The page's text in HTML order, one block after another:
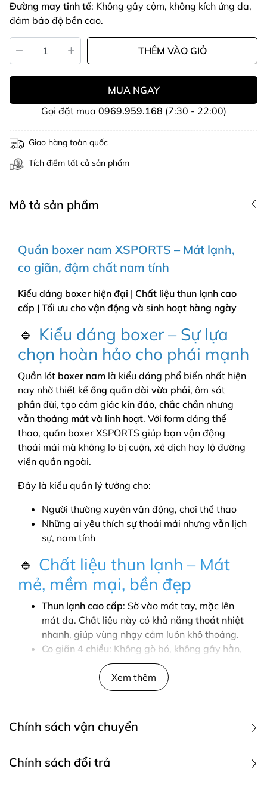
Đường may tinh tế: Không gây cộm, không kích ứng da,
đảm bảo độ bền cao.
THÊM VÀO GIỎ
MUA NGAY
Gọi đặt mua 0969.959.168 (7:30 - 22:00)
Giao hàng toàn quốc
Tích điểm tất cả sản phẩm
Mô tả sản phẩm
Quần boxer nam XSPORTS – Mát lạnh,
co giãn, đậm chất nam tính
Kiểu dáng boxer hiện đại | Chất liệu thun lạnh cao
cấp | Tối ưu cho vận động và sinh hoạt hàng ngày
🔹 Kiểu dáng boxer – Sự lựa
chọn hoàn hảo cho phái mạnh
Quần lót boxer nam là kiểu dáng phổ biến nhất hiện
nay nhờ thiết kế ống quần dài vừa phải, ôm sát
phần đùi, tạo cảm giác kín đáo, chắc chắn nhưng
vẫn thoáng mát và linh hoạt. Với form dáng thể
thao, quần boxer XSPORTS giúp bạn vận động
thoải mái mà không lo bị cuộn, xê dịch hay lộ đường
viền quần ngoài.
Đây là kiểu quần lý tưởng cho:
Người thường xuyên vận động, chơi thể thao
Những ai yêu thích sự thoải mái nhưng vẫn lịch
sự, nam tính
🔹 Chất liệu thun lạnh – Mát
mẻ, mềm mại, bền đẹp
Thun lạnh cao cấp: Sờ vào mát tay, mặc lên
mát da. Chất liệu này có khả năng thoát nhiệt
nhanh, giúp vùng nhạy cảm luôn khô thoáng.
Co giãn 4 chiều: Không gò bó, không gây hằn,
phù hợp với mọi dáng người.
Thấm hút mồ hôi tốt : Hạn chế mùi hôi, ngăn vi
khuẩn phát triển.
lâu dài, dễ giặt, nhanh khô.
dáng, cá tính, tiện dụng
Xem thêm
Chính sách vận chuyển
1. Các phương thức giao hàng
Chính sách đổi trả